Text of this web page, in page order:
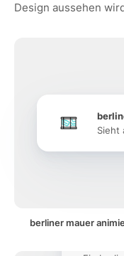
Design aussehen
Sieht
berliner mauer